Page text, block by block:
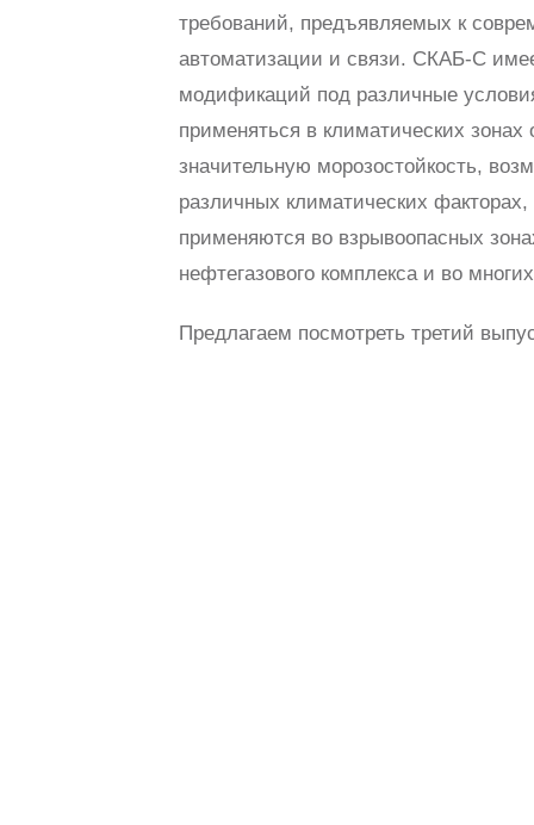
требований, предъявляемых к
автоматизации и связи. СКАБ-С
модификаций под различные
применяться в климатических
значительную морозостойкость,
различных климатических
применяются во взрывоопасных
нефтегазового комплекса и во
Предлагаем посмотреть третий